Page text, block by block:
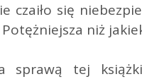
czaiło się
niż
sprawą tej